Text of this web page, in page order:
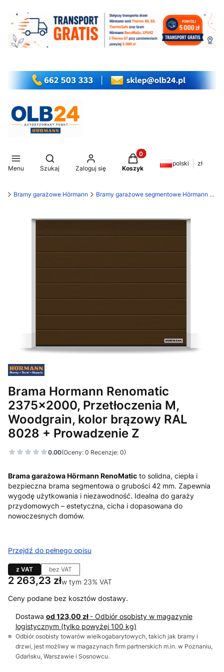
Menu
Otwórz wyszukiwarkę
Szukaj Zaloguj się
Produkty w koszyku: 0.
Koszyk
polski zł
Bramy garażowe Hörmann Bramy garażowe segmentowe Hörmann RenoMatic
Brama Hormann Renomatic
2375x2000, Przetłoczenia M,
Woodgrain, kolor brązowy RAL
8028 + Prowadzenie Z
0.00(Oceny: 0 Recenzje: 0)
Brama garażowa Hörmann RenoMatic to solidna, ciepła i
bezpieczna brama segmentowa o grubości 42 mm. Zapewnia
wygodę użytkowania i niezawodność. Idealna do garaży
przydomowych – estetyczna, cicha i dopasowana do
nowoczesnych domów.
Przejdź do pełnego opisu
z VAT bez VAT
Cena
2 263,23 złw tym 23% VAT
w tym 23% VAT
Ceny podane bez kosztów dostawy.
Dostawa od 123,00 zł - Odbiór osobisty w magazynie
logistycznym (tylko powyżej 100 kg)
Odbiór osobisty towarów wielkogabarytowych, takich jak bramy i
drzwi, jest możliwy w magazynach firm partnerskich m.in. w Poznaniu,
Gdańsku, Warszawie i Sosnowcu.